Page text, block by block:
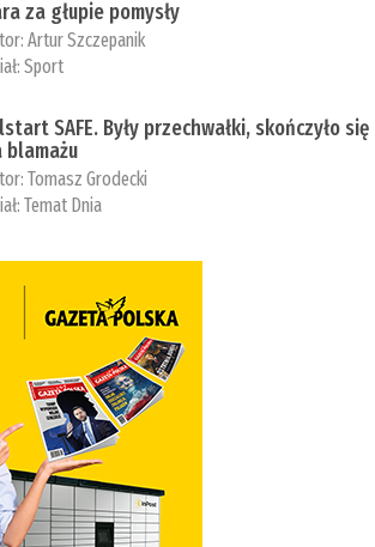
za głupie pomysły
Artur Szczepanik
Sport
SAFE. Były przechwałki, skończyło się
blamażu
Tomasz Grodecki
Temat Dnia